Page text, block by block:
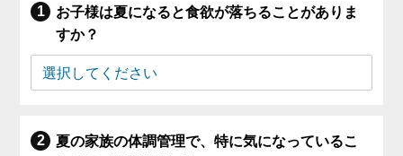
お子様は夏になると食欲が落ちることがありま
すか？
夏の家族の体調管理で、特に気になっているこ